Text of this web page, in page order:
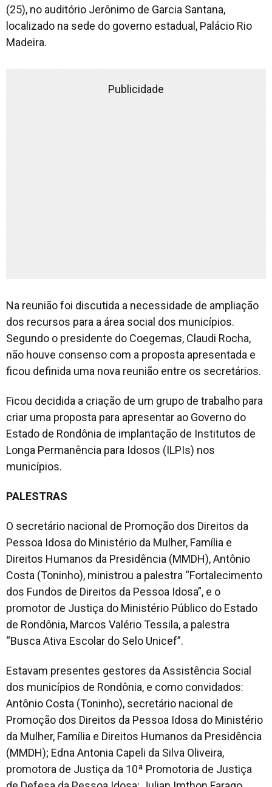
(25), no auditório Jerônimo de Garcia Santana,
localizado na sede do governo estadual, Palácio Rio
Madeira.
Publicidade
Na reunião foi discutida a necessidade de ampliação
dos recursos para a área social dos municípios.
Segundo o presidente do Coegemas, Claudi Rocha,
não houve consenso com a proposta apresentada e
ficou definida uma nova reunião entre os secretários.
Ficou decidida a criação de um grupo de trabalho para
criar uma proposta para apresentar ao Governo do
Estado de Rondônia de implantação de Institutos de
Longa Permanência para Idosos (ILPIs) nos
municípios.
PALESTRAS
O secretário nacional de Promoção dos Direitos da
Pessoa Idosa do Ministério da Mulher, Família e
Direitos Humanos da Presidência (MMDH), Antônio
Costa (Toninho), ministrou a palestra “Fortalecimento
dos Fundos de Direitos da Pessoa Idosa”, e o
promotor de Justiça do Ministério Público do Estado
de Rondônia, Marcos Valério Tessila, a palestra
“Busca Ativa Escolar do Selo Unicef”.
Estavam presentes gestores da Assistência Social
dos municípios de Rondônia, e como convidados:
Antônio Costa (Toninho), secretário nacional de
Promoção dos Direitos da Pessoa Idosa do Ministério
da Mulher, Família e Direitos Humanos da Presidência
(MMDH); Edna Antonia Capeli da Silva Oliveira,
promotora de Justiça da 10ª Promotoria de Justiça